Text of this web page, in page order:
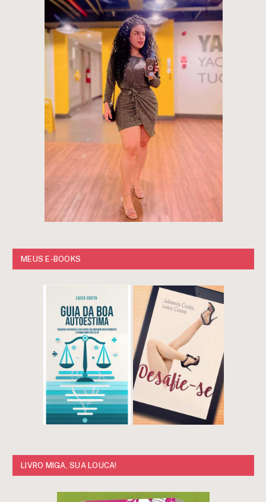
MEUS E-BOOKS
LIVRO MIGA, SUA LOUCA!